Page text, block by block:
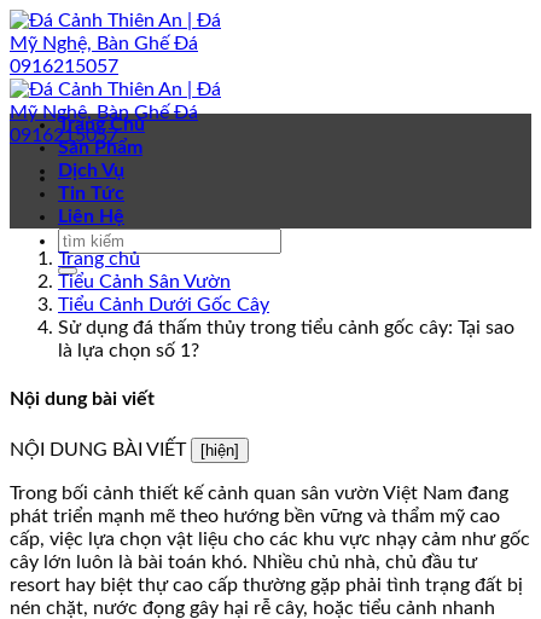
Bỏ
qua
nội
dung
Trang Chủ
Sản Phẩm
Dịch Vụ
Tin Tức
Liên Hệ
Trang chủ
Tiểu Cảnh Sân Vườn
Tiểu Cảnh Dưới Gốc Cây
Sử dụng đá thấm thủy trong tiểu cảnh gốc cây: Tại sao
là lựa chọn số 1?
Nội dung bài viết
NỘI DUNG BÀI VIẾT [hiện]
Trong bối cảnh thiết kế cảnh quan sân vườn Việt Nam đang
phát triển mạnh mẽ theo hướng bền vững và thẩm mỹ cao
cấp, việc lựa chọn vật liệu cho các khu vực nhạy cảm như gốc
cây lớn luôn là bài toán khó. Nhiều chủ nhà, chủ đầu tư
resort hay biệt thự cao cấp thường gặp phải tình trạng đất bị
nén chặt, nước đọng gây hại rễ cây, hoặc tiểu cảnh nhanh